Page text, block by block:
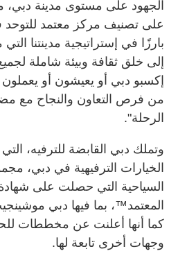
الجهود على مستوى مدينة دبي،
بارزًا في إستراتيجية مدينتنا
إلى خلق ثقافة وبيئة شاملة
إكسبو دبي أو يعيشون أو يعملون
من فرص التعاون والنجاح مع
الرحلة".
وتملك دبي القابضة للترفيه،
الخيارات الترفيهية في دبي،
السياحية التي حصلت على
المعتمد™، بما فيها دبي
كما أنها أعلنت عن مخططات
وجهات أخرى تابعة لها.